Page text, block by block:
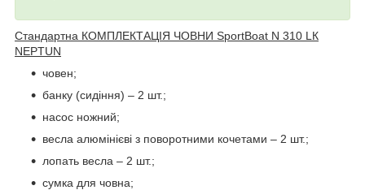
Стандартна КОМПЛЕКТАЦІЯ ЧОВНИ SportBoat N 310 LК
NEPTUN
човен;
банку (сидіння) – 2 шт.;
насос ножний;
весла алюмінієві з поворотними кочетами – 2 шт.;
лопать весла – 2 шт.;
сумка для човна;